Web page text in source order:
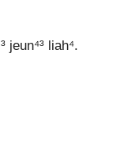
jeun⁴³ liah⁴.